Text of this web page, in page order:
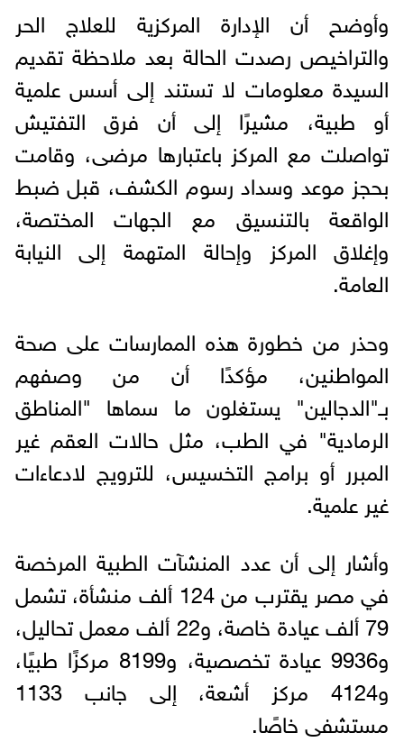
وأوضح أن الإدارة المركزية للعلاج الحر
والتراخيص رصدت الحالة بعد ملاحظة تقديم
السيدة معلومات لا تستند إلى أسس علمية
أو طبية، مشيرًا إلى أن فرق التفتيش
تواصلت مع المركز باعتبارها مرضى، وقامت
بحجز موعد وسداد رسوم الكشف، قبل ضبط
الواقعة بالتنسيق مع الجهات المختصة،
وإغلاق المركز وإحالة المتهمة إلى النيابة
العامة.
وحذر من خطورة هذه الممارسات على صحة
المواطنين، مؤكدًا أن من وصفهم
بـ"الدجالين" يستغلون ما سماها "المناطق
الرمادية" في الطب، مثل حالات العقم غير
المبرر أو برامج التخسيس، للترويج لادعاءات
غير علمية.
وأشار إلى أن عدد المنشآت الطبية المرخصة
في مصر يقترب من 124 ألف منشأة، تشمل
79 ألف عيادة خاصة، و22 ألف معمل تحاليل،
و9936 عيادة تخصصية، و8199 مركزًا طبيًا،
و4124 مركز أشعة، إلى جانب 1133
مستشفى خاصًا.